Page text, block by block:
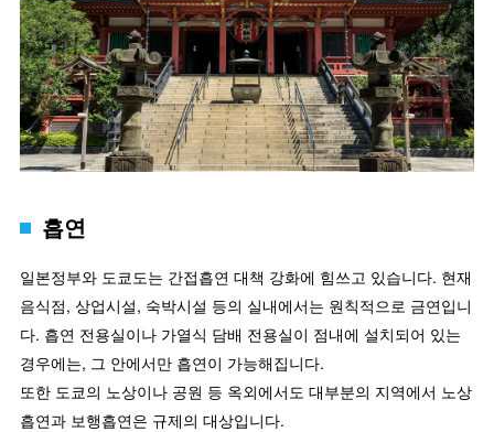
흡연
일본정부와 도쿄도는 간접흡연 대책 강화에 힘쓰고 있습니다. 현재
음식점, 상업시설, 숙박시설 등의 실내에서는 원칙적으로 금연입니
다. 흡연 전용실이나 가열식 담배 전용실이 점내에 설치되어 있는
경우에는, 그 안에서만 흡연이 가능해집니다.
또한 도쿄의 노상이나 공원 등 옥외에서도 대부분의 지역에서 노상
흡연과 보행흡연은 규제의 대상입니다.